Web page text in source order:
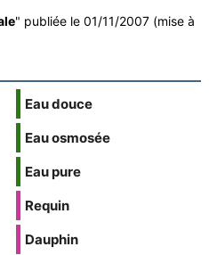
" publiée le 01/11/2007 (mise à
Eau douce
Eau osmosée
Eau pure
Requin
Dauphin